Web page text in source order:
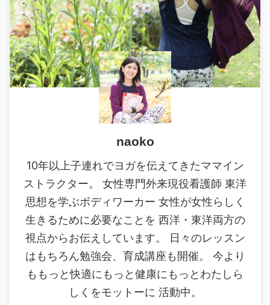
naoko
10年以上子連れでヨガを伝えてきたママイン
ストラクター。 女性専門外来現役看護師 東洋
思想を学ぶボディワーカー 女性が女性らしく
生きるために必要なことを 西洋・東洋両方の
視点からお伝えしています。 日々のレッスン
はもちろん勉強会、育成講座も開催。 今より
ももっと快適にもっと健康にもっとわたしら
しくをモットーに 活動中。